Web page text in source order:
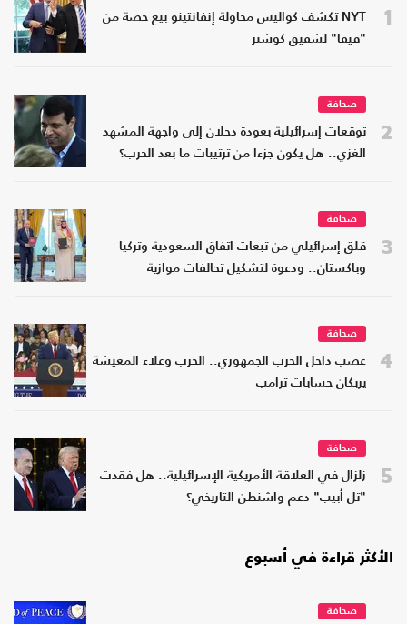
1
NYT تكشف كواليس محاولة إنفانتينو بيع حصة من
"فيفا" لشقيق كوشنر
2
صحافة
توقعات إسرائيلية بعودة دحلان إلى واجهة المشهد
الغزي.. هل يكون جزءا من ترتيبات ما بعد الحرب؟
3
صحافة
قلق إسرائيلي من تبعات اتفاق السعودية وتركيا
وباكستان.. ودعوة لتشكيل تحالفات موازية
4
صحافة
غضب داخل الحزب الجمهوري.. الحرب وغلاء المعيشة
يربكان حسابات ترامب
5
صحافة
زلزال في العلاقة الأمريكية الإسرائيلية.. هل فقدت
"تل أبيب" دعم واشنطن التاريخي؟
الأكثر قراءة في أسبوع
صحافة